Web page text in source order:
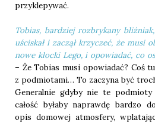
przyklepywać.
Tobias, bardziej rozbrykany
uściskał i zaczął krzyczeć, że musi
nowe klocki Lego, i opowiadać, co
– Że Tobias musi opowiadać? Coś
z podmiotami… To zaczyna być
Generalnie gdyby nie te
całość byłaby naprawdę bardzo
opis domowej atmosfery,